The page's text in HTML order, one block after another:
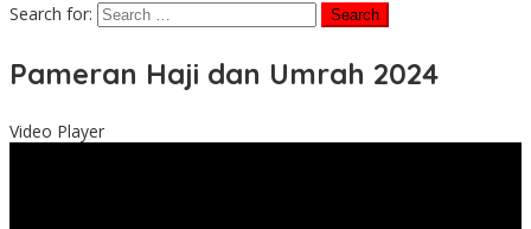
Search for:
Pameran Haji dan Umrah 2024
Video Player